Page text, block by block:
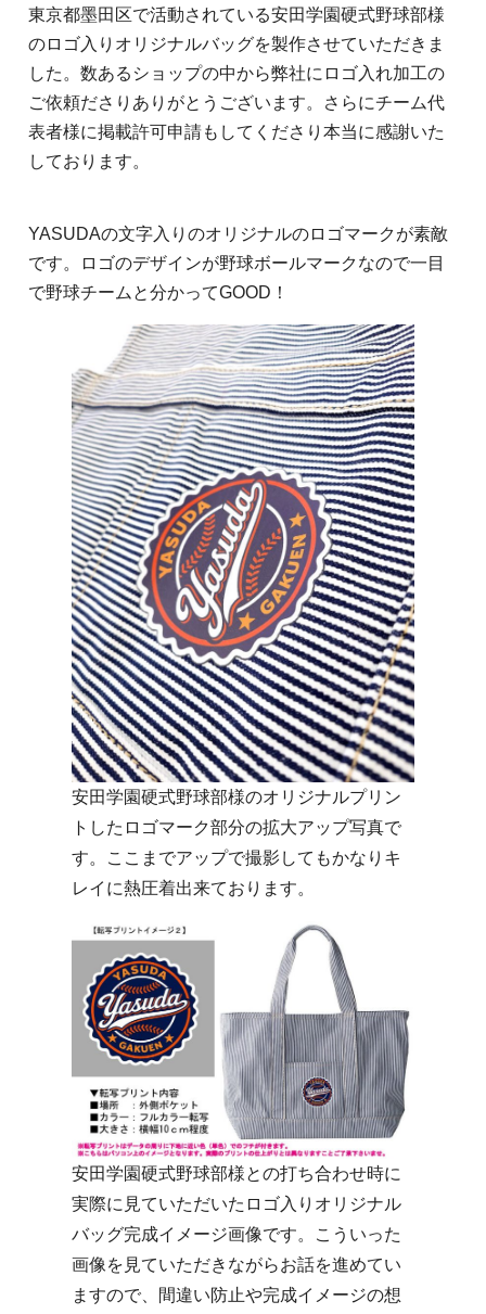
東京都墨田区で活動されている安田学園硬式野球部様
のロゴ入りオリジナルバッグを製作させていただきま
した。数あるショップの中から弊社にロゴ入れ加工の
ご依頼ださりありがとうございます。さらにチーム代
表者様に掲載許可申請もしてくださり本当に感謝いた
しております。
YASUDAの文字入りのオリジナルのロゴマークが素敵
です。ロゴのデザインが野球ボールマークなので一目
で野球チームと分かってGOOD！
安田学園硬式野球部様のオリジナルプリン
トしたロゴマーク部分の拡大アップ写真で
す。ここまでアップで撮影してもかなりキ
レイに熱圧着出来ております。
安田学園硬式野球部様との打ち合わせ時に
実際に見ていただいたロゴ入りオリジナル
バッグ完成イメージ画像です。こういった
画像を見ていただきながらお話を進めてい
ますので、間違い防止や完成イメージの想